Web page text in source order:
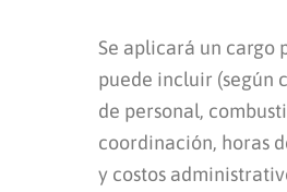
Se aplicará un cargo
puede incluir (según
de personal,
coordinación, horas
y costos